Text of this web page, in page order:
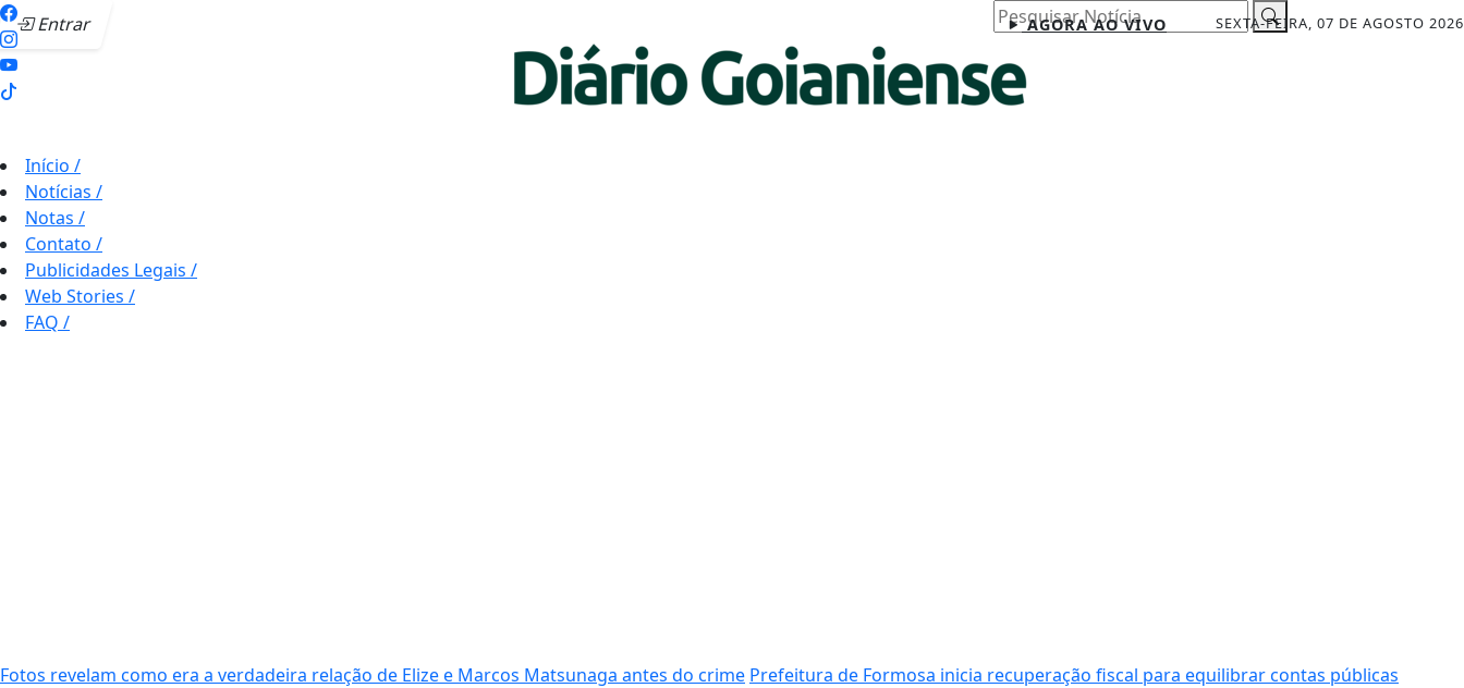
Entrar SEXTA-FEIRA, 07 DE AGOSTO 2026
AGORA AO VIVO
Pesquisar Notícia
Início /
Notícias /
Notas /
Contato /
Publicidades Legais /
Web Stories /
FAQ /
Fotos revelam como era a verdadeira relação de Elize e Marcos Matsunaga antes do crime Prefeitura de Formosa inicia recuperação fiscal para equilibrar contas públicas